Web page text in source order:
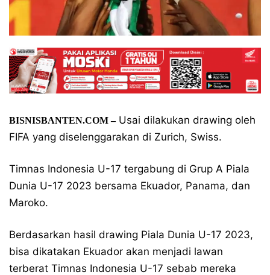
BISNISBANTEN.COM –Usai dilakukan drawing oleh
FIFA yang diselenggarakan di Zurich, Swiss.
Timnas Indonesia U-17 tergabung di Grup A Piala
Dunia U-17 2023 bersama Ekuador, Panama, dan
Maroko.
Berdasarkan hasil drawing Piala Dunia U-17 2023,
bisa dikatakan Ekuador akan menjadi lawan
terberat Timnas Indonesia U-17 sebab mereka